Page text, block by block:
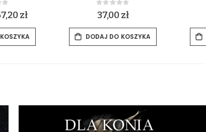
zł
Rating:
0%
37,00 zł
DODAJ DO KOSZYKA